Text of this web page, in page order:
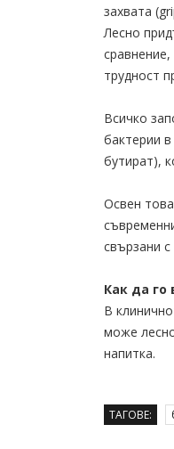
захвата
Лесно
трудност
Всичко
бактерии
бутират),
Освен
свързани
Как да го
В
може
напитка.
ТАГОВЕ: